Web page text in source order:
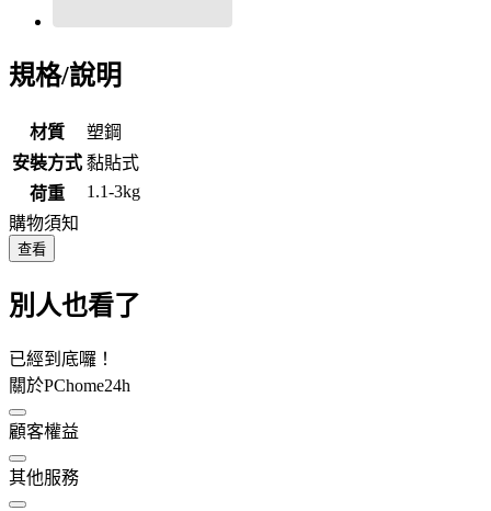
規格/說明
材質
塑鋼
安裝方式 黏貼式
荷重
1.1-3kg
購物須知
查看
別人也看了
已經到底囉！
關於PChome24h
顧客權益
其他服務